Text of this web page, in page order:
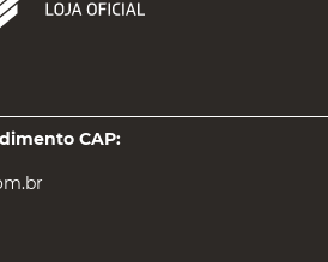
CAP: